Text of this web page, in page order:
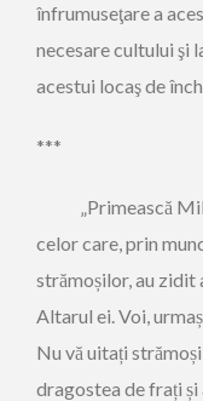
înfrumuseţare a
necesare cultului şi
acestui locaş de
***
„Primească
celor care, prin
strămoșilor, au zidit
Altarul ei. Voi,
Nu vă uitați
dragostea de frați